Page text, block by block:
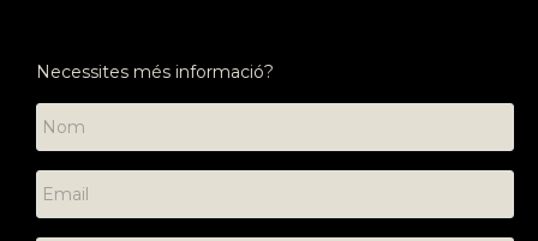
Necessites més informació?